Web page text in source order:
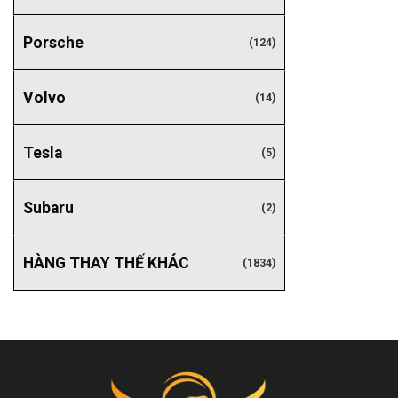
Porsche (124)
Volvo (14)
Tesla (5)
Subaru (2)
HÀNG THAY THẾ KHÁC (1834)